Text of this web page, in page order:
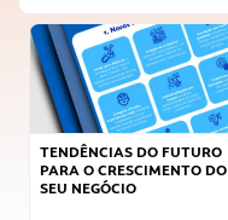
TENDÊNCIAS DO FUTURO
PARA O CRESCIMENTO DO
SEU NEGÓCIO